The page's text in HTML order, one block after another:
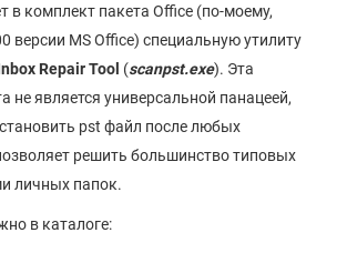
в комплект пакета Office (по-моему,
версии MS Office) специальную утилиту
Repair Tool (scanpst.exe). Эта
не является универсальной панацеей,
pst файл после любых
решить большинство типовых
личных папок.
в каталоге: